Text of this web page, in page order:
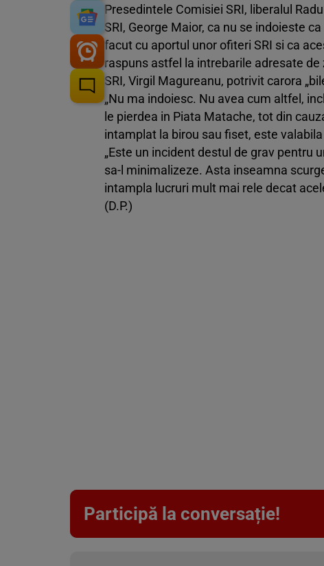
Presedintele Comisiei SRI, liberalul
SRI, George Maior, ca nu se indoieste
facut cu aportul unor ofiteri SRI si ca
raspuns astfel la intrebarile adresate
SRI, Virgil Magureanu, potrivit carora
„Nu ma indoiesc. Nu avea cum altfel,
le pierdea in Piata Matache, tot din
intamplat la birou sau fiset, este
„Este un incident destul de grav pentru
sa-l minimalizeze. Asta inseamna
intampla lucruri mult mai rele decat
(D.P.)
Participă la conversație!